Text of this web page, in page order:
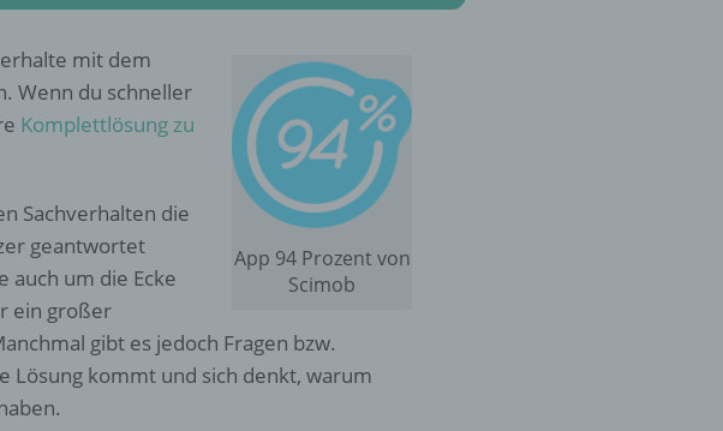
App 94 Prozent von
Scimob
mit dem
Wenn du schneller
Komplettlösung zu
Sachverhalten die
geantwortet
auch um die Ecke
ein großer
gibt es jedoch Fragen bzw.
Lösung kommt und sich denkt, warum